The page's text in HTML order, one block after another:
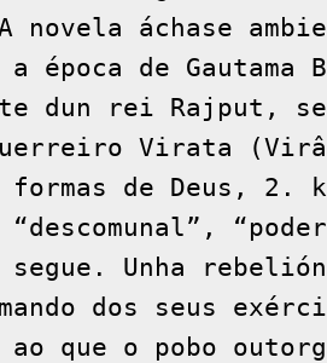
áchase
época de Gautama
dun rei Rajput,
Virata
formas de Deus, 2.
segue. Unha
dos seus
ao que o pobo